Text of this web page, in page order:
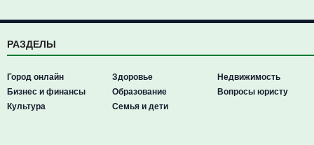
РАЗДЕЛЫ
Город онлайн
Бизнес и финансы
Культура
Здоровье
Образование
Семья и дети
Недвижимость
Вопросы юристу